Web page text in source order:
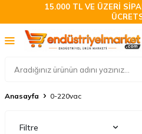
15.000 TL VE ÜZERİ
Anasayfa 0-220vac
Filtre